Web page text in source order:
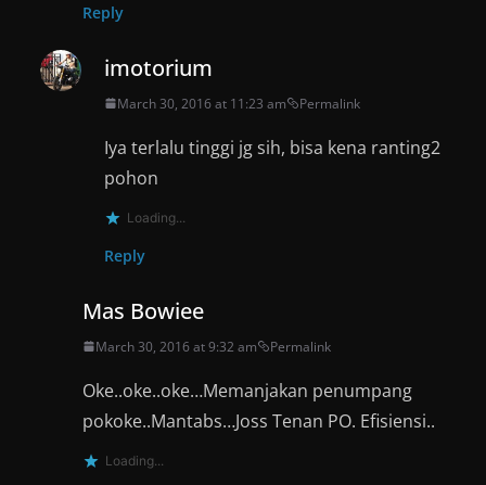
Reply
imotorium
March 30, 2016 at 11:23 am Permalink
Iya terlalu tinggi jg sih, bisa kena ranting2
pohon
Loading...
Reply
Mas Bowiee
March 30, 2016 at 9:32 am Permalink
Oke..oke..oke…Memanjakan penumpang
pokoke..Mantabs…Joss Tenan PO. Efisiensi..
Loading...